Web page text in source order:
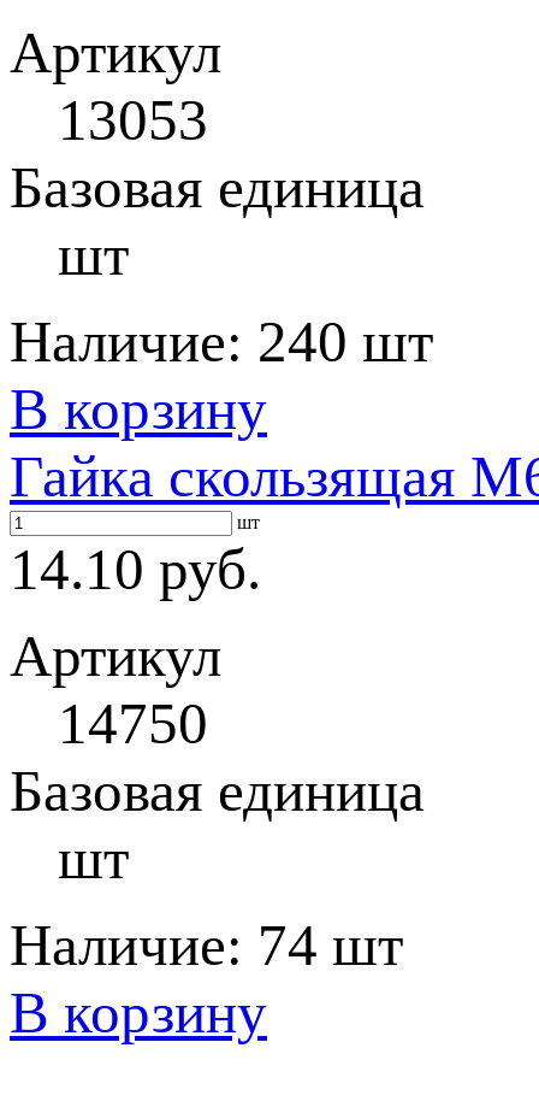
Артикул
13053
Базовая единица
шт
Наличие: 240 шт
В корзину
Гайка скользящая
шт
14.10 руб.
Артикул
14750
Базовая единица
шт
Наличие: 74 шт
В корзину